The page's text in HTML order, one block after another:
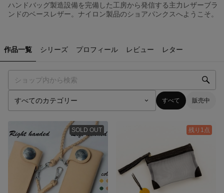
ハンドバッグ製造設備を完備した工房から発信する主力レザーブラ
ンドのベースレザー。ナイロン製品のショアパンクスへようこそ。
作品一覧 シリーズ プロフィール レビュー レター
すべて 販売中
SOLD OUT 残り1点